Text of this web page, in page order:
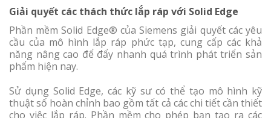
Giải quyết các thách thức lắp ráp với Solid Edge
Phần mềm Solid Edge® của Siemens giải quyết các yêu
cầu của mô hình lắp ráp phức tạp, cung cấp các khả
năng nâng cao để đẩy nhanh quá trình phát triển sản
phẩm hiện nay.
Sử dụng Solid Edge, các kỹ sư có thể tạo mô hình kỹ
thuật số hoàn chỉnh bao gồm tất cả các chi tiết cần thiết
cho việc lắp ráp. Phần mềm cho phép bạn tạo ra các